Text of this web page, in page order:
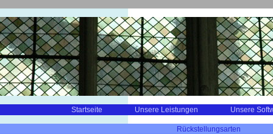
Startseite Unsere Leistungen Unsere
Rückstellungsarten